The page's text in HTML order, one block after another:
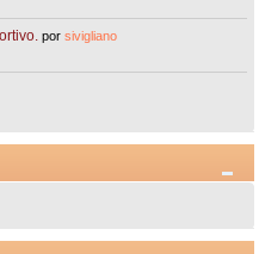
porsivigliano